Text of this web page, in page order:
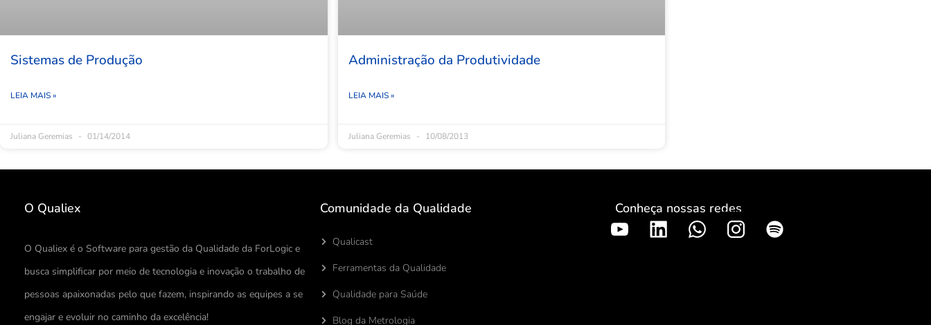
Sistemas de Produção
LEIA MAIS »
Juliana Geremias 01/14/2014
Administração da Produtividade
LEIA MAIS »
Juliana Geremias 10/08/2013
O Qualiex
O Qualiex é o Software para gestão da Qualidade da ForLogic e
busca simplificar por meio de tecnologia e inovação o trabalho de
pessoas apaixonadas pelo que fazem, inspirando as equipes a se
engajar e evoluir no caminho da excelência!
Comunidade da Qualidade
Qualicast
Ferramentas da Qualidade
Qualidade para Saúde
Blog da Metrologia
Conheça nossas redes
S